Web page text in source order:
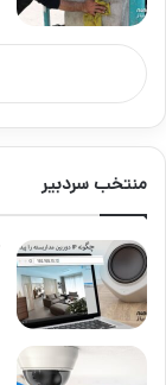
منتخب سردبیر